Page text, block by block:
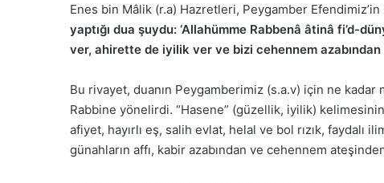
Enes bin Mâlik (r.a) Hazretleri, Peygamber
yaptığı dua şuydu: ‘Allahümme Rabbenâ âtinâ fi’d-
ver, ahirette de iyilik ver ve bizi cehennem azabından
Bu rivayet, duanın Peygamberimiz (s.a.v) için ne
Rabbine yönelirdi. “Hasene” (güzellik, iyilik)
afiyet, hayırlı eş, salih evlat, helal ve bol rızık, faydalı
günahların affı, kabir azabından ve cehennem